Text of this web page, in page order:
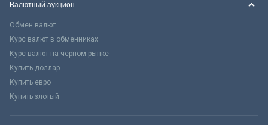
Валютный аукцион
Обмен валют
Курс валют в обменниках
Курс валют на черном рынке
Купить доллар
Купить евро
Купить злотый